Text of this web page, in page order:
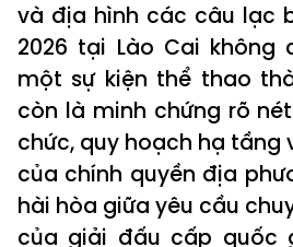
và địa hình các câu lạc
2026 tại Lào Cai không
một sự kiện thể thao
còn là minh chứng rõ
chức, quy hoạch hạ tầng
của chính quyền địa
hài hòa giữa yêu cầu
của giải đấu cấp quốc